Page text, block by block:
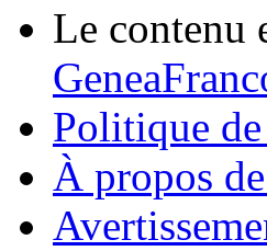
Le contenu
Politique
À propos